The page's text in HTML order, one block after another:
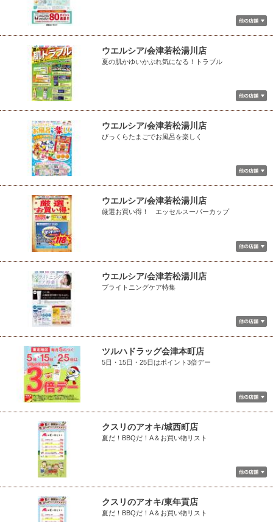
ウエルシア/会津若松湯川店
夏の肌かゆいかぶれ気になる！トラブル
ウエルシア/会津若松湯川店
びっくらたまごでお風呂を楽しく
ウエルシア/会津若松湯川店
厳選お買い得！ エッセルスーパーカップ
ウエルシア/会津若松湯川店
ブライトニングケア特集
ツルハドラッグ会津本町店
5日・15日・25日はポイント3倍デー
クスリのアオキ/城西町店
夏だ！BBQだ！A＆お買い物リスト
クスリのアオキ/東年貢店
夏だ！BBQだ！A＆お買い物リスト